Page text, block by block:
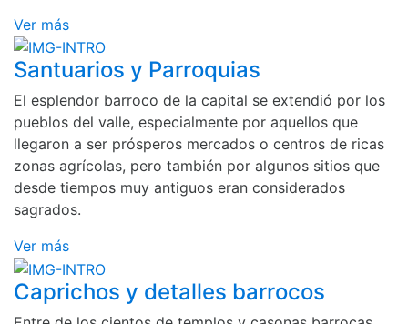
Ver más
Santuarios y Parroquias
El esplendor barroco de la capital se extendió por los
pueblos del valle, especialmente por aquellos que
llegaron a ser prósperos mercados o centros de ricas
zonas agrícolas, pero también por algunos sitios que
desde tiempos muy antiguos eran considerados
sagrados.
Ver más
Caprichos y detalles barrocos